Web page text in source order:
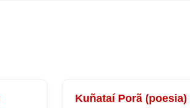
Kuñataí Porã (poesia)